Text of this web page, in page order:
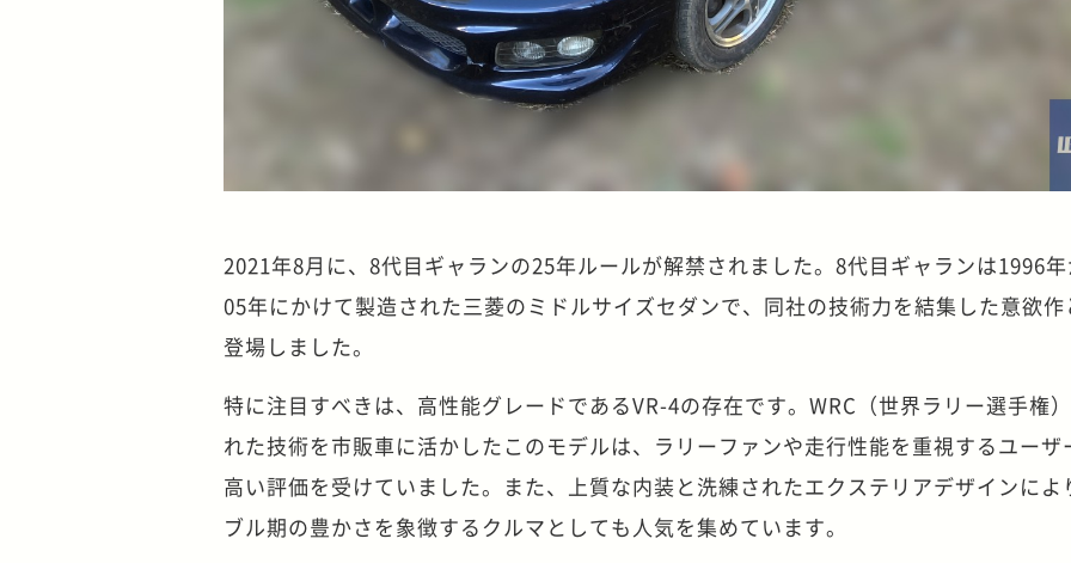
2021年8月に、8代目ギャランの25年ルールが解禁されました。8代目ギャランは1996
05年にかけて製造された三菱のミドルサイズセダンで、同社の技術力を結集した意欲
登場しました。
特に注目すべきは、高性能グレードであるVR-4の存在です。WRC（世界ラリー選手権
れた技術を市販車に活かしたこのモデルは、ラリーファンや走行性能を重視するユーザ
高い評価を受けていました。また、上質な内装と洗練されたエクステリアデザインによ
ブル期の豊かさを象徴するクルマとしても人気を集めています。